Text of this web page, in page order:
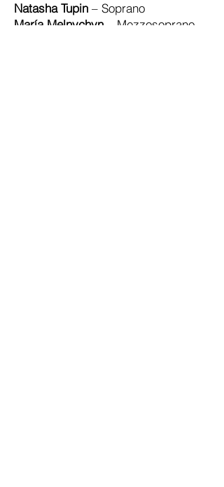
Natasha Tupin – Soprano
María Melnychyn – Mezzosoprano